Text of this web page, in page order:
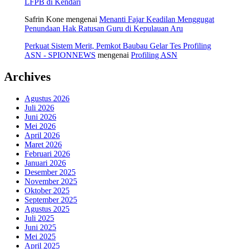
LFPB di Kendari
Safrin Kone mengenai Menanti Fajar Keadilan Menggugat
Penundaan Hak Ratusan Guru di Kepulauan Aru
Perkuat Sistem Merit, Pemkot Baubau Gelar Tes Profiling
ASN - SPIONNEWS mengenai Profiling ASN
Archives
Agustus 2026
Juli 2026
Juni 2026
Mei 2026
April 2026
Maret 2026
Februari 2026
Januari 2026
Desember 2025
November 2025
Oktober 2025
September 2025
Agustus 2025
Juli 2025
Juni 2025
Mei 2025
April 2025